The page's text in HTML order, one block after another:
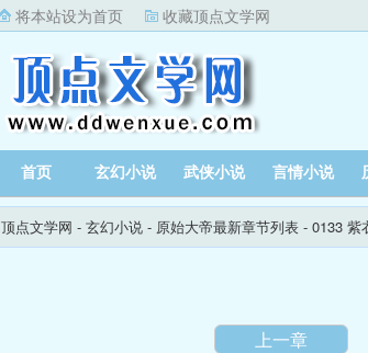
将本站设为首页 收藏顶点文学网
首页 玄幻小说 武侠小说 言情小说
顶点文学网 - 玄幻小说 - 原始大帝最新章节列表 - 0133 紫
上一章